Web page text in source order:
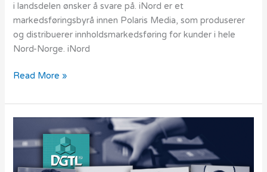
i landsdelen ønsker å svare på. iNord er et
markedsføringsbyrå innen Polaris Media, som produserer
og distribuerer innholdsmarkedsføring for kunder i hele
Nord-Norge. iNord
Read More »
DGTL-
konferansen
til